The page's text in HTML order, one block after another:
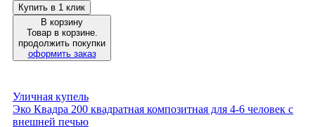
Купить в 1 клик
В корзину
Товар в корзине.
продолжить покупки
оформить заказ
Уличная купель
Эко Квадра 200 квадратная композитная для 4-6 человек с
внешней печью